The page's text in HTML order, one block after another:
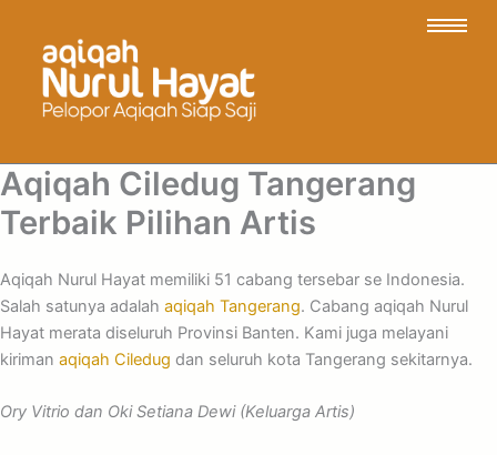
Aqiqah Ciledug Tangerang
Terbaik Pilihan Artis
Aqiqah Nurul Hayat memiliki 51 cabang tersebar se Indonesia.
Salah satunya adalah aqiqah Tangerang. Cabang aqiqah Nurul
Hayat merata diseluruh Provinsi Banten. Kami juga melayani
kiriman aqiqah Ciledug dan seluruh kota Tangerang sekitarnya.
Ory Vitrio dan Oki Setiana Dewi (Keluarga Artis)